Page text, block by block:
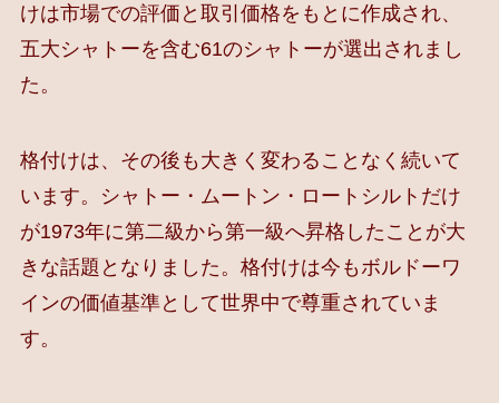
けは市場での評価と取引価格をもとに作成され、
五大シャトーを含む61のシャトーが選出されまし
た。
格付けは、その後も大きく変わることなく続いて
います。シャトー・ムートン・ロートシルトだけ
が1973年に第二級から第一級へ昇格したことが大
きな話題となりました。格付けは今もボルドーワ
インの価値基準として世界中で尊重されていま
す。